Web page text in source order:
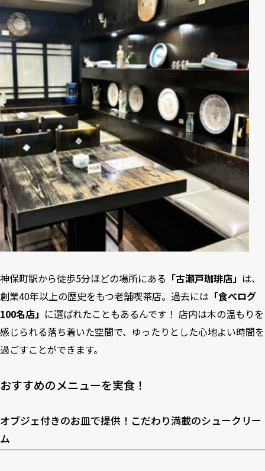
神保町駅から徒歩5分ほどの場所にある 「古瀬戸珈琲店」 は、
創業40年以上の歴史をもつ老舗喫茶店。過去には 「食べログ
100名店」 に選ばれたこともあるんです！ 店内は木の温もりを
感じられる落ち着いた空間で、ゆったりとした心地よい時間を
過ごすことができます。
おすすめのメニューを実食！
オブジェ付きのお皿で提供！こだわり満載のシュークリー
ム